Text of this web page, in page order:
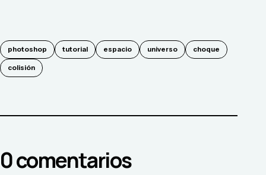
photoshop tutorial espacio universo choque
colisión
0comentarios